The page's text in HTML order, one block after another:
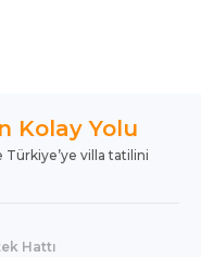
Kolay Yolu
villa tatilini
Hattı